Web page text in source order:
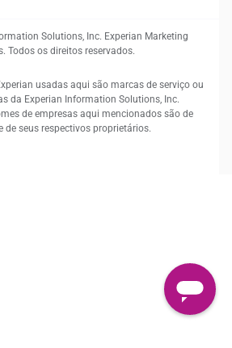
Solutions, Inc. Experian Marketing
Todos os direitos reservados.
usadas aqui são marcas de serviço ou
da Experian Information Solutions, Inc.
de empresas aqui mencionados são de
de seus respectivos proprietários.